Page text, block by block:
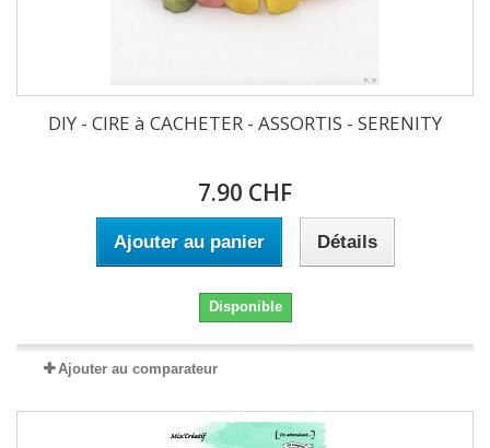
DIY - CIRE à CACHETER - ASSORTIS - SERENITY
7.90 CHF
Ajouter au panier Détails
Disponible
Ajouter au comparateur